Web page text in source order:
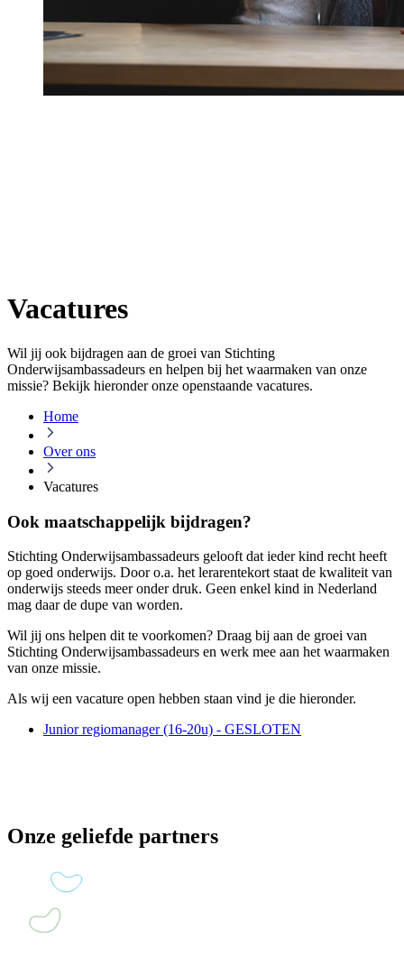
Vacatures
Wil jij ook bijdragen aan de groei van Stichting
Onderwijsambassadeurs en helpen bij het waarmaken van onze
missie? Bekijk hieronder onze openstaande vacatures.
Home
Over ons
Vacatures
Ook maatschappelijk bijdragen?
Stichting Onderwijsambassadeurs gelooft dat ieder kind recht heeft
op goed onderwijs. Door o.a. het lerarentekort staat de kwaliteit van
onderwijs steeds meer onder druk. Geen enkel kind in Nederland
mag daar de dupe van worden.
Wil jij ons helpen dit te voorkomen? Draag bij aan de groei van
Stichting Onderwijsambassadeurs en werk mee aan het waarmaken
van onze missie.
Als wij een vacature open hebben staan vind je die hieronder.
Junior regiomanager (16-20u) - GESLOTEN
Onze geliefde partners